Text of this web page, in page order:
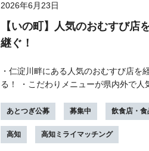
2026年6月23日
【いの町】人気のおむすび店
継ぐ！
・仁淀川畔にある人気のおむすび店を
る！ ・こだわりメニューが県内外で人
家も引き...
あとつぎ公募 募集中 飲食店・食
高知 高知ミライマッチング